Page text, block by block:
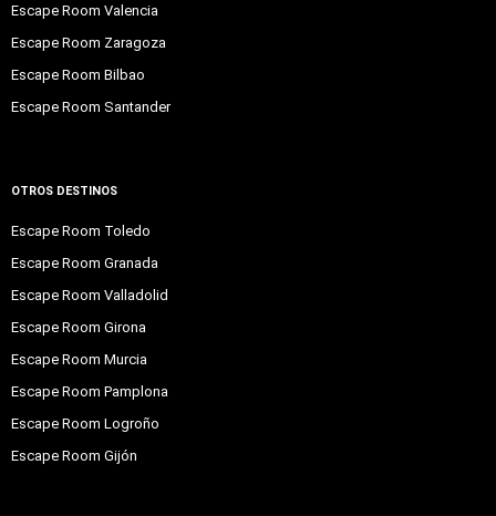
Escape Room Valencia
Escape Room Zaragoza
Escape Room Bilbao
Escape Room Santander
OTROS DESTINOS
Escape Room Toledo
Escape Room Granada
Escape Room Valladolid
Escape Room Girona
Escape Room Murcia
Escape Room Pamplona
Escape Room Logroño
Escape Room Gijón